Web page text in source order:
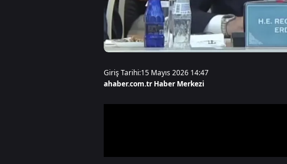
Giriş Tarihi:15 Mayıs 2026 14:47
ahaber.com.tr Haber Merkezi